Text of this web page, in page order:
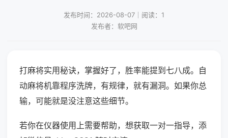
发布时间：2026-08-07｜阅读：1
发布者：软吧网
打麻将实用秘诀，掌握好了，胜率能提到七八成。自
动麻将机靠程序洗牌，有规律，就有漏洞。如果你总
输，可能就是没注意这些细节。
若你在仪器使用上需要帮助，想获取一对一指导，添